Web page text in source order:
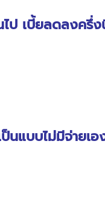
ป เบี้ยลดลงครึ่
นแบบไม่มีจ่ายเ